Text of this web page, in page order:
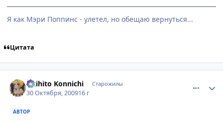
Я как Мэри Поппинс - улетел, но обещаю вернуться...
Цитата
Akihito Konnichi Старожилы
30 Октября, 200916 г
АВТОР